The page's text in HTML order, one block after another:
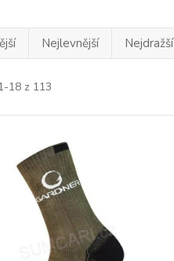
Nejlevnější Nejdražší
18 z 113